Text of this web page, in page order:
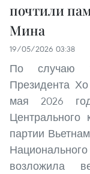
почтили
Мина
19/05/2026 03:38
По случаю
Президента
мая 2026
Центрального
партии
возложила